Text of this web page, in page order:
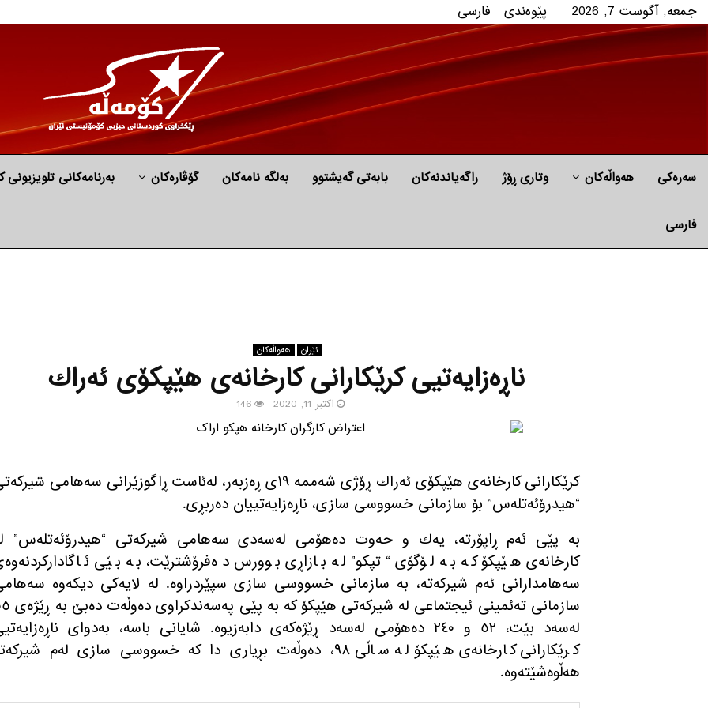
جمعه, آگوست 7, 2026 پێوه‌ندی فارسی
سەرەکی هه‌واڵه‌کان وتاری ڕۆژ راگه‌یاندنه‌كان بابه‌تی گه‌یشتوو به‌لگه‌ نامه‌كان گۆڤارەکان بەرنامەکانی تلویزیونی
فارسی
ئێران هه‌واڵه‌کان
ناڕه‌زایه‌تیی كرێكارانی كارخانه‌ی هێپكۆی ئه‌راك
اکتبر 11, 2020 146
كرێكارانی كارخانه‌ی هێپكۆی ئه‌راك ڕۆژی شه‌ممه‌ ١٩ی ڕه‌زبه‌ر، له‌ئاست ڕاگوزێرانی سه‌هامی
“هیدرۆئه‌تله‌س” بۆ سازمانی خسووسی سازی، ناڕه‌زایه‌تییان ده‌ربڕی.
به‌ پێی ئه‌م ڕاپۆرته‌، یه‌ك و حه‌وت ده‌هۆمی له‌سه‌دی سه‌هامی شیركه‌تی “هیدرۆئه‌تله‌س”
كارخانه‌ی هێپكۆ كه‌ به‌ لۆگۆی “تپكو” له‌ بازاڕی بوورس ده‌فرۆشترێت، به‌ بێی
سه‌هامدارانی ئه‌م شیركه‌ته‌، به‌ سازمانی خسووسی سازی سپێردراوه‌. له‌ لایه‌كی دیكه‌وه‌
سازمانی ته‌ئمینی ئیجتماعی له‌
له‌سه‌د بێت، ٥٢ و ٢٤٠ ده‌هۆمی له‌سه‌د ڕێژه‌كه‌ی دابه‌زیوه‌. شایانی باسه‌، به‌دوای
كرێكارانی كارخانه‌ی هێپكۆ له‌ ساڵی ٩٨، ده‌وڵه‌ت بڕیاری دا كه‌ خسووسی سازی له‌م
هه‌ڵوه‌شێته‌وه‌.